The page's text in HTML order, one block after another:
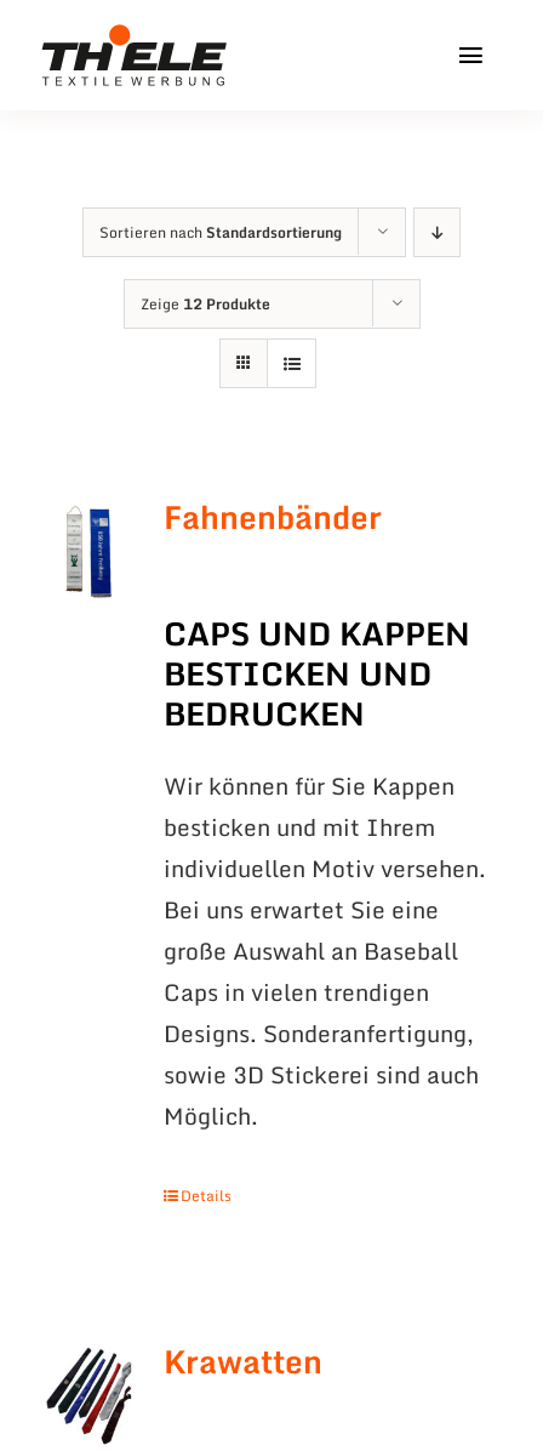
Inhalt
Service & Info
Sortieren nachStandardsortierung
Zeige 12 Produkte
Fahnenbänder
CAPS UND KAPPEN
BESTICKEN UND
BEDRUCKEN
Wir können für Sie Kappen
besticken und mit Ihrem
individuellen Motiv versehen.
Bei uns erwartet Sie eine
große Auswahl an Baseball
Caps in vielen trendigen
Designs. Sonderanfertigung,
sowie 3D Stickerei sind auch
Möglich.
Details
Krawatten